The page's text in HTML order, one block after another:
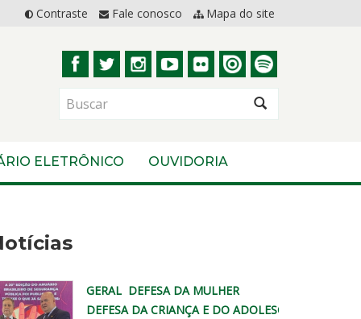
Contraste Fale conosco Mapa do site
BUSCAR
ELETRÔNICO OUVIDORIA
GERAL DEFESA DA MULHER
DEFESA DA CRIANÇA E DO ADOLESCENTE